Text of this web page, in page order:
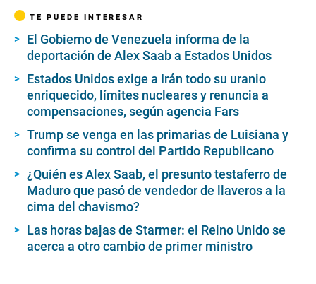
TE PUEDE INTERESAR
El Gobierno de Venezuela informa de la
deportación de Alex Saab a Estados Unidos
Estados Unidos exige a Irán todo su uranio
enriquecido, límites nucleares y renuncia a
compensaciones, según agencia Fars
Trump se venga en las primarias de Luisiana y
confirma su control del Partido Republicano
¿Quién es Alex Saab, el presunto testaferro de
Maduro que pasó de vendedor de llaveros a la
cima del chavismo?
Las horas bajas de Starmer: el Reino Unido se
acerca a otro cambio de primer ministro